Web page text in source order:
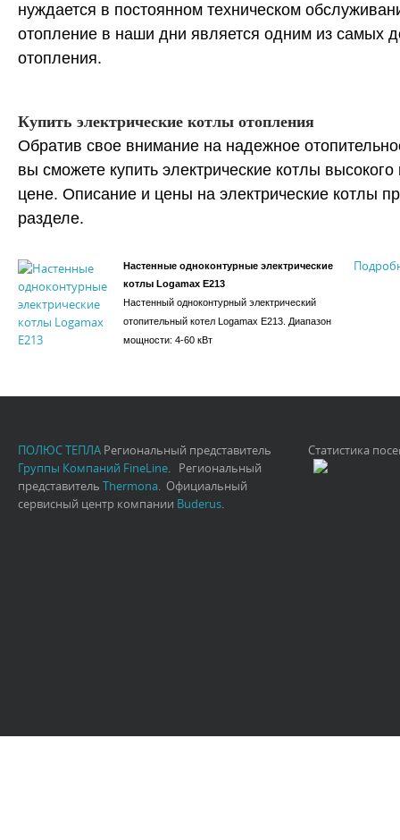
нуждается в постоянном техническом
отопление в наши дни является одним из самых
отопления.
Купить электрические котлы отопления
Обратив свое внимание на надежное
вы сможете купить электрические котлы
цене. Описание и цены на электрические котлы
разделе.
Настенные одноконтурные электрические
котлы Logamax E213
Настенный одноконтурный электрический
отопительный котел Logamax E213. Диапазон
мощности: 4-60 кВт
ПОЛЮС ТЕПЛА Региональный представитель
Группы Компаний FineLine. Региональный
представитель Thermona. Официальный
сервисный центр компании Buderus.
Статистика